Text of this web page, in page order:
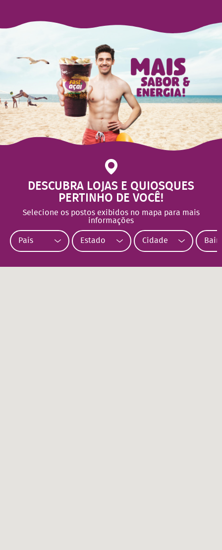
DESCUBRA LOJAS E QUIOSQUES
PERTINHO DE VOCÊ!
Selecione os postos exibidos no mapa para mais
informações